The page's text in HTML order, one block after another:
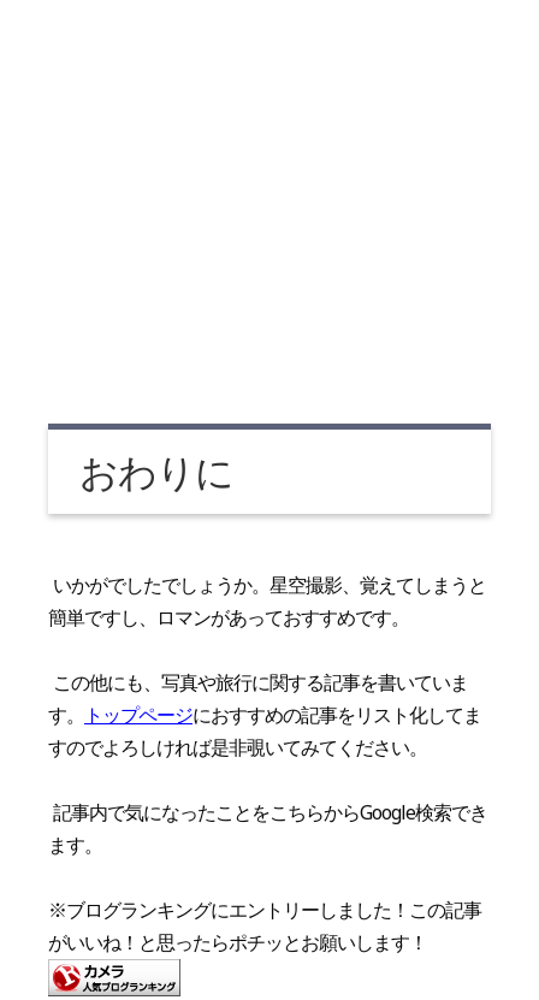
おわりに
いかがでしたでしょうか。星空撮影、覚えてしまうと
簡単ですし、ロマンがあっておすすめです。
この他にも、写真や旅行に関する記事を書いていま
す。
トップページにおすすめの記事をリスト化してま
すのでよろしければ是非覗いてみてください。
記事内で気になったことをこちらからGoogle検索でき
ます。
※ブログランキングにエントリーしました！この記事
がいいね！と思ったらポチッとお願いします！